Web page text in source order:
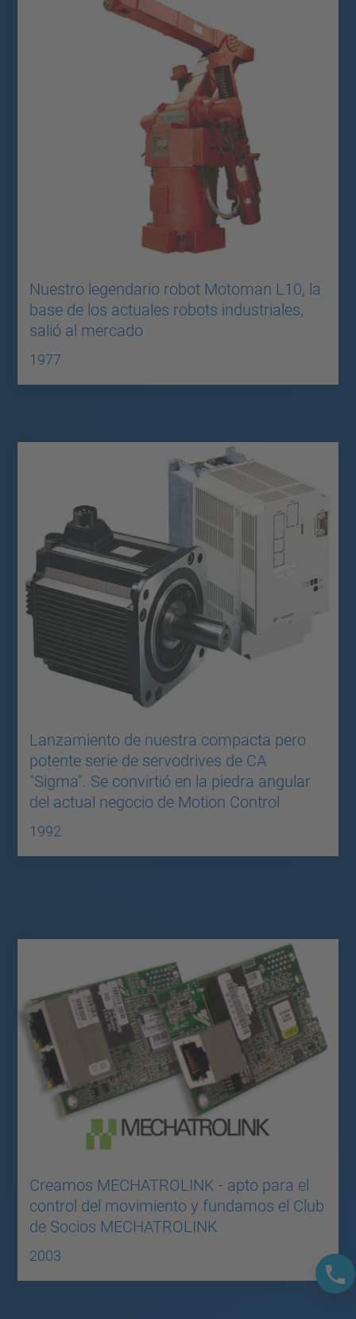
Nuestro legendario robot Motoman L10, la
base de los actuales robots industriales,
salió al mercado
1977
Lanzamiento de nuestra compacta pero
potente serie de servodrives de CA
"Sigma". Se convirtió en la piedra angular
del actual negocio de Motion Control
1992
Creamos MECHATROLINK - apto para el
control del movimiento y fundamos el Club
de Socios MECHATROLINK
2003